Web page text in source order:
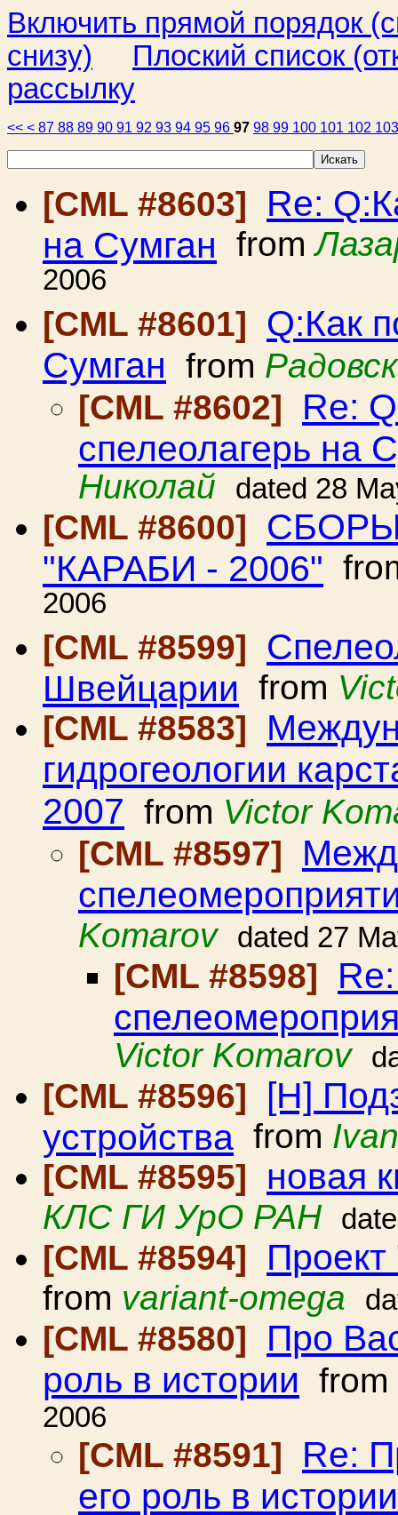
Включить прямой порядок
снизу)
Плоский список
рассылку
<< < 87 88 89 90 91 92 93 94 95 96 97 98 99 100 101 102
[CML #8603] Re:
на Сумган from
2006
[CML #8601]
Q:Как
Сумган from
[CML #8602]
Re:
спелеолагерь на
Николай
dated 28
[CML #8600]
"КАРАБИ - 2006"
2006
[CML #8599]
Швейцарии from
[CML #8583]
гидрогеологии
2007 from Victor
[CML #8597]
Komarov dated 27
[CML #8598]
Victor Komarov
[CML #8596] [H]
устройства from Ivan
[CML #8595]
новая
КЛС ГИ УрО РАН
[CML #8594]
from variant-omega
[CML #8580]
Про
роль в истории from
2006
[CML #8591] Re:
его роль в истории